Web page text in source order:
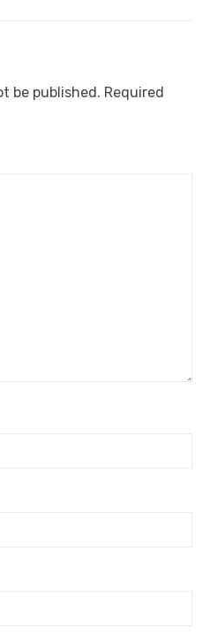
be published. Required